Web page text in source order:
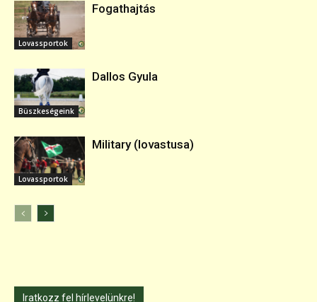
Lovassportok
Fogathajtás
Büszkeségeink
Dallos Gyula
Lovassportok
Military (lovastusa)
Iratkozz fel hírlevelünkre!